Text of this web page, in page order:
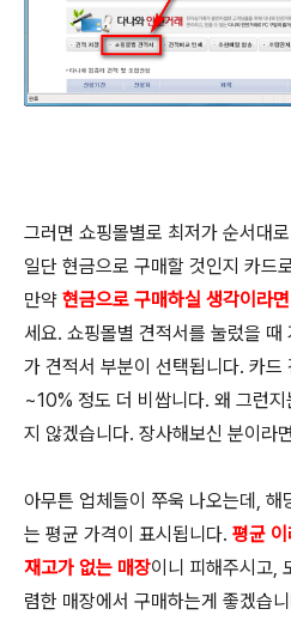
그러면 쇼핑몰별로 최저가 순서대
일단 현금으로 구매할 것인지 카드
만약 현금으로 구매하실 생각이라
세요. 쇼핑몰별 견적서를 눌렀을 때
가 견적서 부분이 선택됩니다. 카
~10% 정도 더 비쌉니다. 왜 그런
지 않겠습니다. 장사해보신 분이라
아무튼 업체들이 쭈욱 나오는데, 해
는 평균 가격이 표시됩니다. 평균
재고가 없는 매장이니 피해주시고,
렴한 매장에서 구매하는게 좋겠습